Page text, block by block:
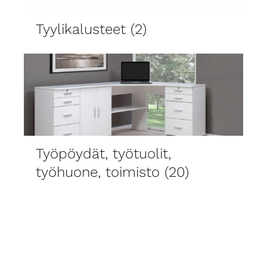
Tyylikalusteet (2)
Työpöydät, työtuolit,
työhuone, toimisto (20)